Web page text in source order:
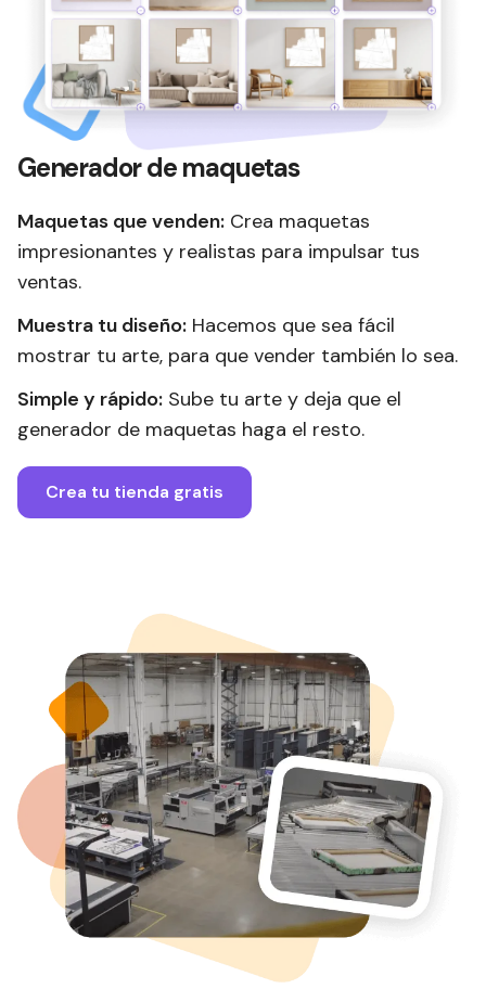
Generador de maquetas
Maquetas que venden: Crea maquetas
impresionantes y realistas para impulsar tus
ventas.
Muestra tu diseño: Hacemos que sea fácil
mostrar tu arte, para que vender también lo sea.
Simple y rápido: Sube tu arte y deja que el
generador de maquetas haga el resto.
Crea tu tienda gratis